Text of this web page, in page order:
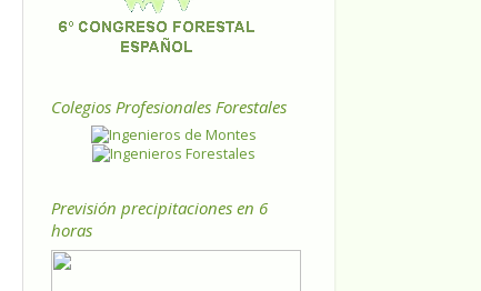
Colegios Profesionales Forestales
Previsión precipitaciones en 6
horas